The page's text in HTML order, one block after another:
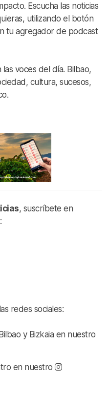
Escucha las noticias
utilizando el botón
tu agregador de podcast
voces del día. Bilbao,
cultura, sucesos,
, suscríbete en
redes sociales:
y Bizkaia en nuestro
en nuestro